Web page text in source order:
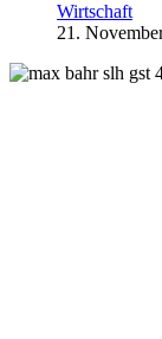
Wirtschaft
21.